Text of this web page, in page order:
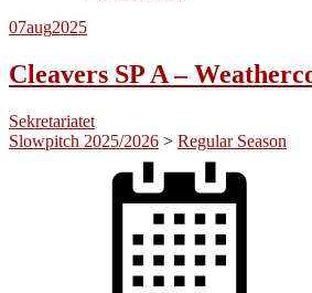
07aug2025
Cleavers SP A –
Sekretariatet
Slowpitch 2025/2026 > Regular Season